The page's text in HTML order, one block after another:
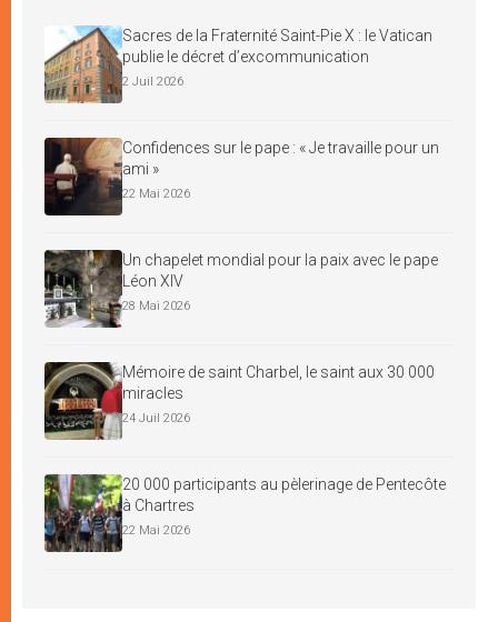
Sacres de la Fraternité Saint-Pie X : le Vatican
publie le décret d’excommunication
2 Juil 2026
Confidences sur le pape : « Je travaille pour un
ami »
22 Mai 2026
Un chapelet mondial pour la paix avec le pape
Léon XIV
28 Mai 2026
Mémoire de saint Charbel, le saint aux 30 000
miracles
24 Juil 2026
20 000 participants au pèlerinage de Pentecôte
à Chartres
22 Mai 2026